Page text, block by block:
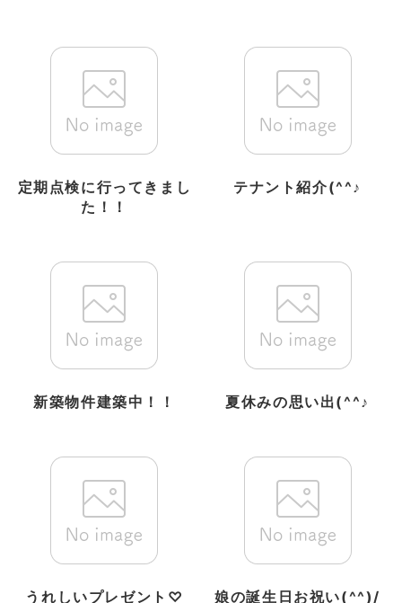
定期点検に行ってきまし
た！！
テナント紹介(^^♪
新築物件建築中！！ 夏休みの思い出(^^♪
うれしいプレゼント♡ 娘の誕生日お祝い(^^)/